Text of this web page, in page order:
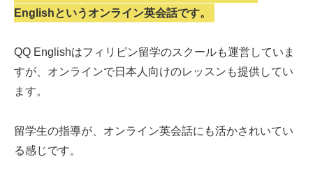
Englishというオンライン英会話です。
QQ Englishはフィリピン留学のスクールも運営していま
すが、オンラインで日本人向けのレッスンも提供してい
ます。
留学生の指導が、オンライン英会話にも活かされいてい
る感じです。